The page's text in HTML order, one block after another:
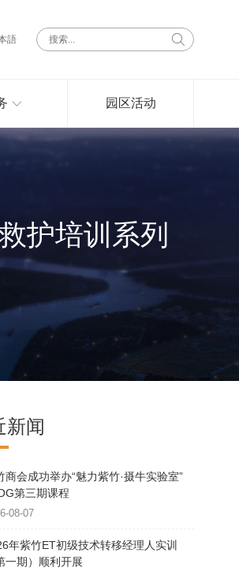
語
园区活动
护培训系列
新闻
商会成功举办“魅力紫竹·摄牛实验室”
第三期课程
08-07
年紫竹ET初级技术转移经理人实训
一期）顺利开展